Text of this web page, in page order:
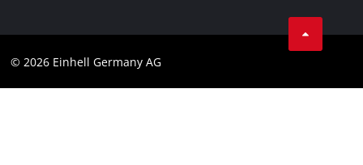
Impressum
© 2026 Einhell Germany AG